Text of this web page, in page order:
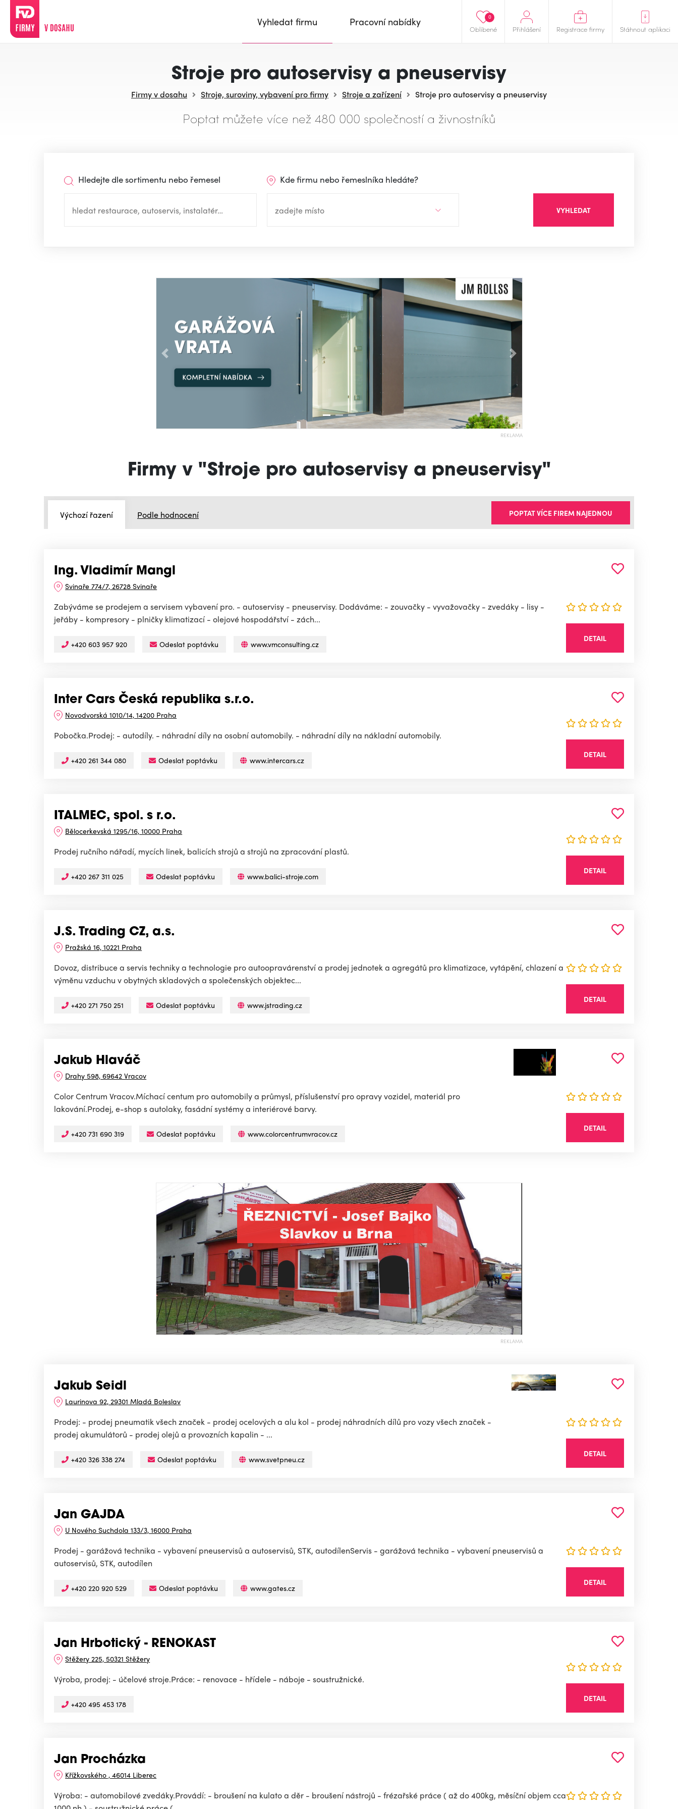
Oblíbené
0
Přihlášení Registrace firmy Stáhnout aplikaci
Vyhledat firmu Pracovní nabídky
Stroje pro autoservisy a pneuservisy
Firmy v dosahu Stroje, suroviny, vybavení pro firmy Stroje a zařízení Stroje pro autoservisy a pneuservisy
Poptat můžete více než 480 000 společností a živnostníků
Hledejte dle sortimentu nebo řemesel Kde firmu nebo řemeslníka hledáte?
VYHLEDAT
Předchozí Následující
REKLAMA
Firmy v "Stroje pro autoservisy a pneuservisy"
Výchozí řazení Podle hodnocení POPTAT VÍCE FIREM NAJEDNOU
Ing. Vladimír Mangl
Svinaře 774/7, 26728 Svinaře
Zabýváme se prodejem a servisem vybavení pro. - autoservisy - pneuservisy. Dodáváme: - zouvačky - vyvažovačky - zvedáky - lisy -
jeřáby - kompresory - plničky klimatizací - olejové hospodářství - zách...
+420 603 957 920 Odeslat poptávku www.vmconsulting.cz
DETAIL
Inter Cars Česká republika s.r.o.
Novodvorská 1010/14, 14200 Praha
Pobočka.Prodej: - autodíly. - náhradní díly na osobní automobily. - náhradní díly na nákladní automobily.
+420 261 344 080 Odeslat poptávku www.intercars.cz
DETAIL
ITALMEC, spol. s r.o.
Bělocerkevská 1295/16, 10000 Praha
Prodej ručního nářadí, mycích linek, balicích strojů a strojů na zpracování plastů.
+420 267 311 025 Odeslat poptávku www.balici-stroje.com
DETAIL
J.S. Trading CZ, a.s.
Pražská 16, 10221 Praha
Dovoz, distribuce a servis techniky a technologie pro autoopravárenství a prodej jednotek a agregátů pro klimatizace, vytápění, chlazení a
výměnu vzduchu v obytných skladových a společenských objektec...
+420 271 750 251 Odeslat poptávku www.jstrading.cz
DETAIL
Jakub Hlaváč
Drahy 598, 69642 Vracov
Color Centrum Vracov.Míchací centum pro automobily a průmysl, příslušenství pro opravy vozidel, materiál pro
lakování.Prodej, e-shop s autolaky, fasádní systémy a interiérové barvy.
+420 731 690 319 Odeslat poptávku www.colorcentrumvracov.cz
DETAIL
REKLAMA
Jakub Seidl
Laurinova 92, 29301 Mladá Boleslav
Prodej: - prodej pneumatik všech značek - prodej ocelových a alu kol - prodej náhradních dílů pro vozy všech značek -
prodej akumulátorů - prodej olejů a provozních kapalin - ...
+420 326 338 274 Odeslat poptávku www.svetpneu.cz
DETAIL
Jan GAJDA
U Nového Suchdola 133/3, 16000 Praha
Prodej - garážová technika - vybavení pneuservisů a autoservisů, STK, autodílenServis - garážová technika - vybavení pneuservisů a
autoservisů, STK, autodílen
+420 220 920 529 Odeslat poptávku www.gates.cz
DETAIL
Jan Hrbotický - RENOKAST
Stěžery 225, 50321 Stěžery
Výroba, prodej: - účelové stroje.Práce: - renovace - hřídele - náboje - soustružnické.
+420 495 453 178
DETAIL
Jan Procházka
Křížkovského , 46014 Liberec
Výroba: - automobilové zvedáky.Provádí: - broušení na kulato a děr - broušení nástrojů - frézařské práce ( až do 400kg, měsíční objem cca